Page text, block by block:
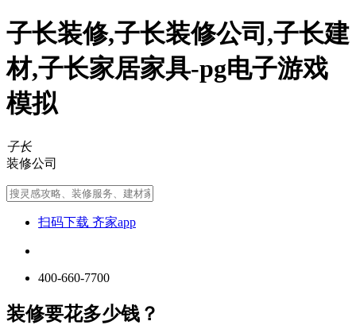
子长装修,子长装修公司,子长建
材,子长家居家具-pg电子游戏
模拟
子长
装修公司
扫码下载 齐家app
400-660-7700
装修要花多少钱？